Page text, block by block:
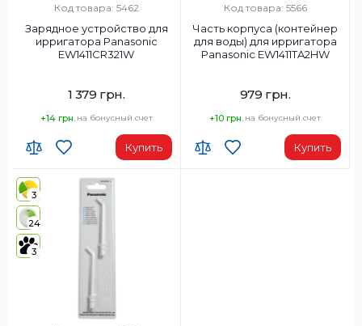
Код товара: 5462
Зарядное устройство для
ирригатора Panasonic
EW1411CR321W
1 379 грн.
+14 грн. на бонусный счет
Купить
Код товара: 5566
Часть корпуса (контейнер
для воды) для ирригатора
Panasonic EW1411TA2HW
979 грн.
+10 грн. на бонусный счет
Купить
3
24
3